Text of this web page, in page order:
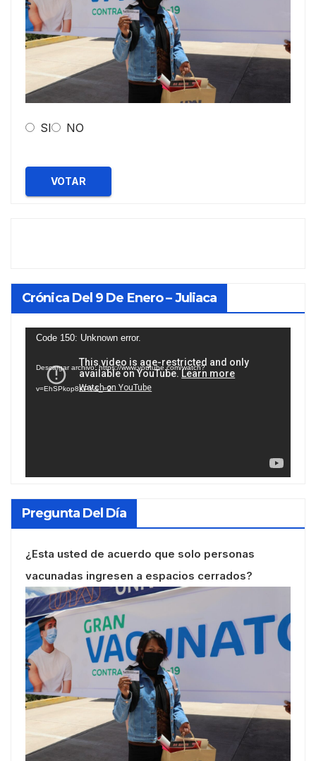
SI NO
VOTAR
Crónica Del 9 De Enero – Juliaca
Reproductor
vídeo
Code 150: Unknown error.
Descargar archivo: https://www.youtube.com/watch?
v=EhSPkop8KPY&_=2
Pregunta Del Día
¿Esta usted de acuerdo que solo personas
vacunadas ingresen a espacios cerrados?